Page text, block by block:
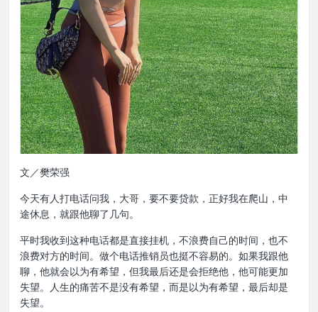
文／樊荣强
今天有人打电话问我，大哥，要不要贷款，正好我在爬山，中
途休息，就跟他聊了几句。
平时我收到这种电话都是直接挂机，不浪费自己的时间，也不
浪费对方的时间。做个电话推销员也挺不容易的。如果我跟他
聊，他就会以为有希望，但我最后还是会拒绝他，他可能更加
失望。人生的痛苦不是没有希望，而是以为有希望，最后却是
失望。